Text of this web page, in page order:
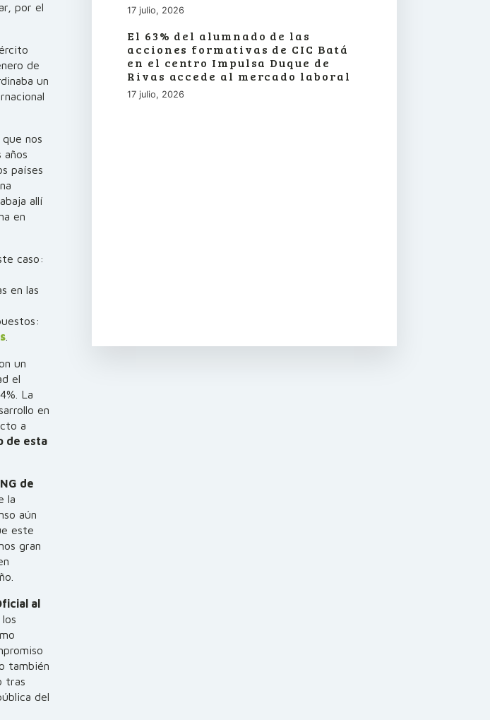
por el
de
un
nos
años
países
allí
en
caso:
en las
un
el
La
en
a
de esta
de
la
aún
este
gran
al
los
también
tras
del
17 julio, 2026
El 63% del alumnado de las
acciones formativas de CIC Batá
en el centro Impulsa Duque de
Rivas accede al mercado laboral
17 julio, 2026